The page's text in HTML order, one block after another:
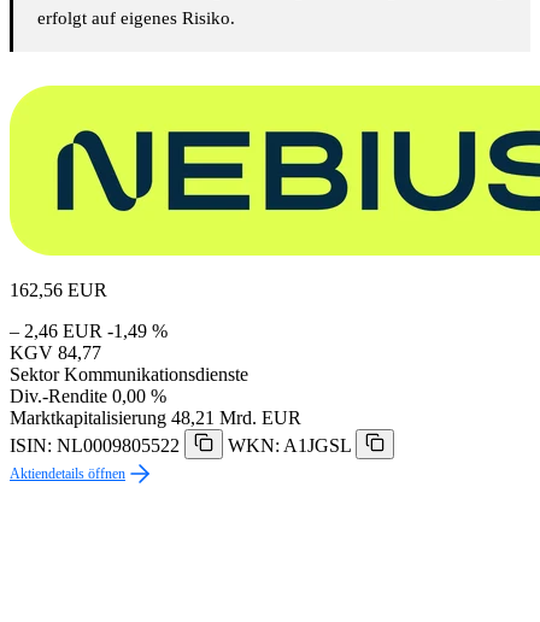
erfolgt auf eigenes Risiko.
162,56 EUR
– 2,46 EUR -1,49 %
KGV 84,77
Sektor Kommunikationsdienste
Div.-Rendite 0,00 %
Marktkapitalisierung 48,21 Mrd. EUR
ISIN: NL0009805522
WKN: A1JGSL
Aktiendetails öffnen